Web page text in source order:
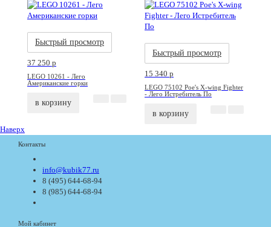
Быстрый просмотр
37 250 p
LEGO 10261 - Лего
Американские горки
в корзину
Быстрый просмотр
15 340 p
LEGO 75102 Poe's X-wing Fighter
- Лего Истребитель По
в корзину
Наверх
Контакты
info@kubik77.ru
8 (495) 644-68-94
8 (985) 644-68-94
Мой кабинет